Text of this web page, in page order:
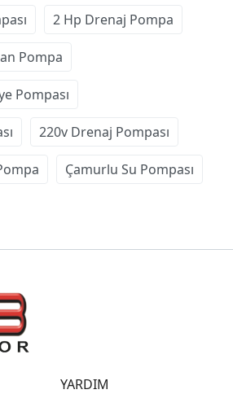
2 Hp Drenaj Pompa
Pompa
Pompası
220v Drenaj Pompası
Çamurlu Su Pompası
YARDIM